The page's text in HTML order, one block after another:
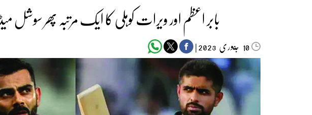
بابر اعظم اور ویرات کوہلی کا ایک مرتبہ پھر سوشل
10 جنوری‬‮ |